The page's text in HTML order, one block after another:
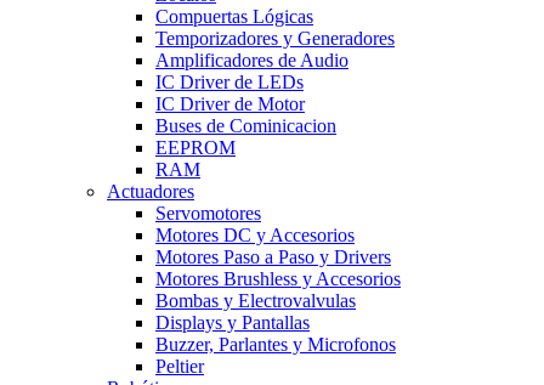
Compuertas Lógicas
Temporizadores y Generadores
Amplificadores de Audio
IC Driver de LEDs
IC Driver de Motor
Buses de Cominicacion
EEPROM
RAM
Actuadores
Servomotores
Motores DC y Accesorios
Motores Paso a Paso y Drivers
Motores Brushless y Accesorios
Bombas y Electrovalvulas
Displays y Pantallas
Buzzer, Parlantes y Microfonos
Peltier